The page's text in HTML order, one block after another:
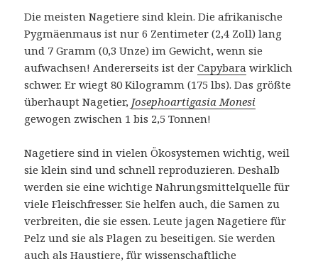
Die meisten Nagetiere sind klein. Die afrikanische
Pygmäenmaus ist nur 6 Zentimeter (2,4 Zoll) lang
und 7 Gramm (0,3 Unze) im Gewicht, wenn sie
aufwachsen! Andererseits ist derCapybara wirklich
schwer. Er wiegt 80 Kilogramm (175 lbs). Das größte
überhaupt Nagetier, Josephoartigasia Monesi
gewogen zwischen 1 bis 2,5 Tonnen!
Nagetiere sind in vielen Ökosystemen wichtig, weil
sie klein sind und schnell reproduzieren. Deshalb
werden sie eine wichtige Nahrungsmittelquelle für
viele Fleischfresser. Sie helfen auch, die Samen zu
verbreiten, die sie essen. Leute jagen Nagetiere für
Pelz und sie als Plagen zu beseitigen. Sie werden
auch als Haustiere, für wissenschaftliche